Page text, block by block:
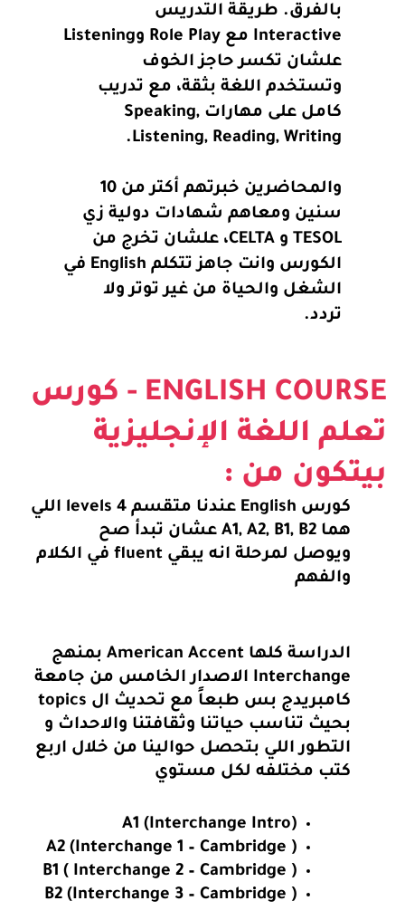
بالفرق. طريقة التدريس
Interactive مع Role Play وListening
علشان تكسر حاجز الخوف
وتستخدم اللغة بثقة، مع تدريب
كامل على مهارات Speaking,
Listening, Reading, Writing.
والمحاضرين خبرتهم أكتر من 10
سنين ومعاهم شهادات دولية زي
TESOL و CELTA، علشان تخرج من
الكورس وانت جاهز تتكلم English في
الشغل والحياة من غير توتر ولا
ENGLISH COURSE - كورس
اللغة الإنجليزية
من :
كورس English عندنا متقسم 4 levels اللي
ويوصل لمرحلة انه يبقي fluent في الكلام
والفهم
الدراسة كلها American Accent بمنهج
Interchange الاصدار الخامس من جامعة
كامبريدج بس طبعاً مع تحديث ال topics
بحيث تناسب حياتنا وثقافتنا والاحداث و
التطور اللي بتحصل حوالينا من خلال اربع
كتب مختلفه لكل مستوي
A1 (Interchange Intro)
A2 (Interchange 1 – Cambridge )
B1 ( Interchange 2 – Cambridge )
B2 (Interchange 3 – Cambridge )